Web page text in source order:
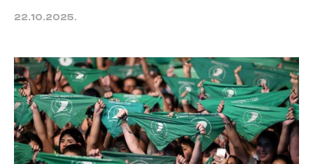
22.10.2025.